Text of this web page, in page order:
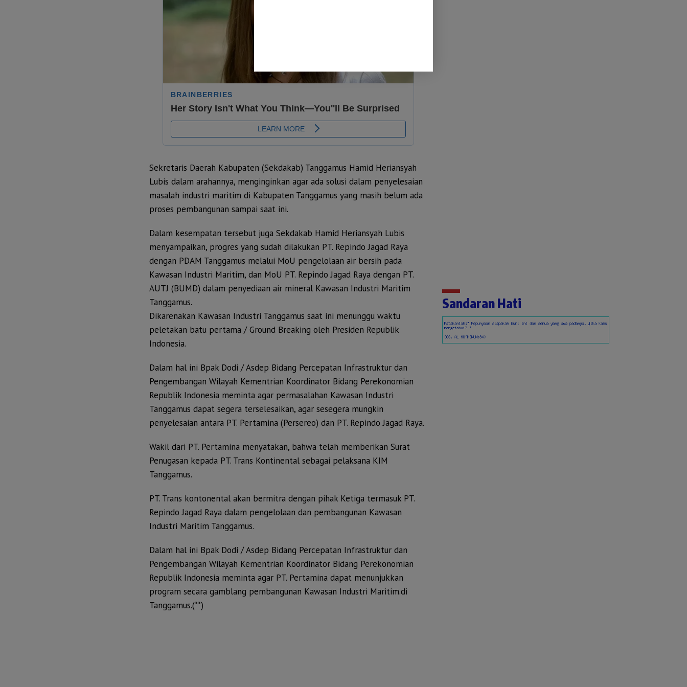
Sekretaris Daerah Kabupaten (Sekdakab) Tanggamus Hamid Heriansyah
Lubis dalam arahannya, menginginkan agar ada solusi dalam penyelesaian
masalah industri maritim di Kabupaten Tanggamus yang masih belum ada
proses pembangunan sampai saat ini.
Dalam kesempatan tersebut juga Sekdakab Hamid Heriansyah Lubis
menyampaikan, progres yang sudah dilakukan PT. Repindo Jagad Raya
dengan PDAM Tanggamus melalui MoU pengelolaan air bersih pada
Kawasan Industri Maritim, dan MoU PT. Repindo Jagad Raya dengan PT.
AUTJ (BUMD) dalam penyediaan air mineral Kawasan Industri Maritim
Tanggamus.
Dikarenakan Kawasan Industri Tanggamus saat ini menunggu waktu
peletakan batu pertama / Ground Breaking oleh Presiden Republik
Indonesia.
Dalam hal ini Bpak Dodi / Asdep Bidang Percepatan Infrastruktur dan
Pengembangan Wilayah Kementrian Koordinator Bidang Perekonomian
Republik Indonesia meminta agar permasalahan Kawasan Industri
Tanggamus dapat segera terselesaikan, agar sesegera mungkin
penyelesaian antara PT. Pertamina (Persereo) dan PT. Repindo Jagad Raya.
Wakil dari PT. Pertamina menyatakan, bahwa telah memberikan Surat
Penugasan kepada PT. Trans Kontinental sebagai pelaksana KIM
Tanggamus.
PT. Trans kontonental akan bermitra dengan pihak Ketiga termasuk PT.
Repindo Jagad Raya dalam pengelolaan dan pembangunan Kawasan
Industri Maritim Tanggamus.
Dalam hal ini Bpak Dodi / Asdep Bidang Percepatan Infrastruktur dan
Pengembangan Wilayah Kementrian Koordinator Bidang Perekonomian
Republik Indonesia meminta agar PT. Pertamina dapat menunjukkan
program secara gamblang pembangunan Kawasan Industri Maritim.di
Tanggamus.(**)
Sandaran Hati